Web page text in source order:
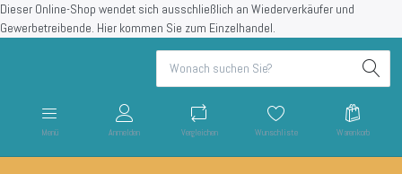
Dieser Online-Shop wendet sich ausschließlich an Wiederverkäufer und
Gewerbetreibende. Hier kommen Sie zum Einzelhandel.
Menü Anmelden Vergleichen Wunschliste Warenkorb